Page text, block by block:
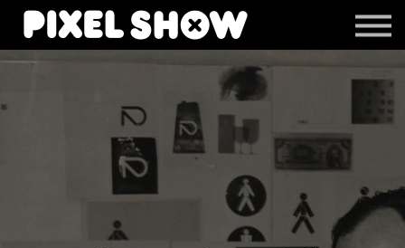
Shop
Revista Zupi
Editais
Login